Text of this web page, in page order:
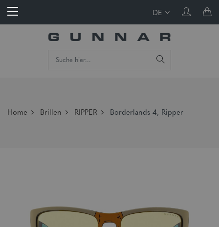
DE
Home Brillen RIPPER Borderlands 4, Ripper